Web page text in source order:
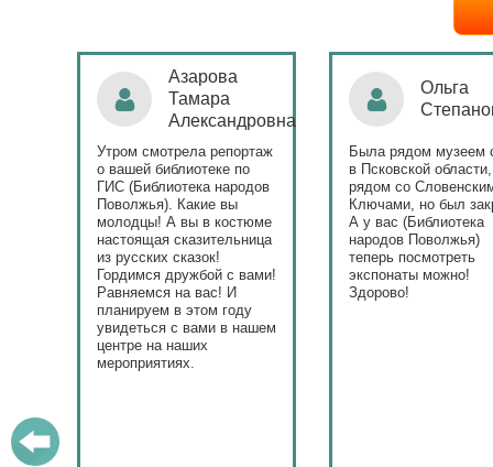
Ольга
Степанова
Была рядом музеем сето
в Псковской области,
рядом со Словенскими
Ключами, но был закрыт.
А у вас (Библиотека
народов Поволжья)
теперь посмотреть
экспонаты можно!
Здорово!
Наталья
Поздравляю
народов Поволжья с
уникальным стартом
тематического года!
и остальные
приносят людям